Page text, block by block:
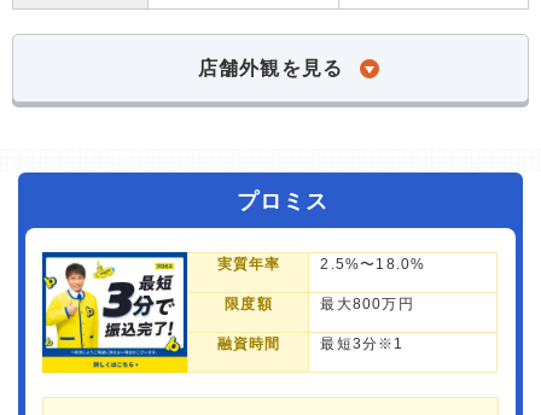
店舗外観を見る
プロミス
実質年率 2.5%〜18.0%
限度額 最大800万円
融資時間 最短3分※1